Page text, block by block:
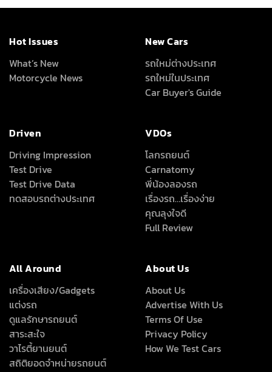
Hot Issues
What’s New
Motorcycle News
New Cars
รถใหม่ต่างประเทศ
รถใหม่ในประเทศ
Car Buyer's Guide
Driven
Driving Impression
Test Drive
Test Drive Data
ทดสอบรถต่างประเทศ
VDOs
โลกรถยนต์
Carnatomy
พี่น้องลองรถ
เรื่องรถ…เรื่องง่าย
คุณลุงใจดี
Full Review
All Around
เครื่องเสียง/Gadgets
แต่งรถ
ดูแลรักษารถยนต์
สาระสะใจ
วาไรตี้ยานยนต์
สถิติยอดจำหน่ายรถยนต์
About Us
About Us
Advertise With Us
Terms Of Use
Privacy Policy
How We Test Cars